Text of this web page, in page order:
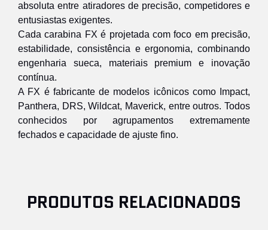
absoluta entre atiradores de precisão, competidores e
entusiastas exigentes.
Cada carabina FX é projetada com foco em precisão,
estabilidade, consistência e ergonomia, combinando
engenharia sueca, materiais premium e inovação
contínua.
A FX é fabricante de modelos icônicos como Impact,
Panthera, DRS, Wildcat, Maverick, entre outros. Todos
conhecidos por agrupamentos extremamente
fechados e capacidade de ajuste fino.
PRODUTOS RELACIONADOS